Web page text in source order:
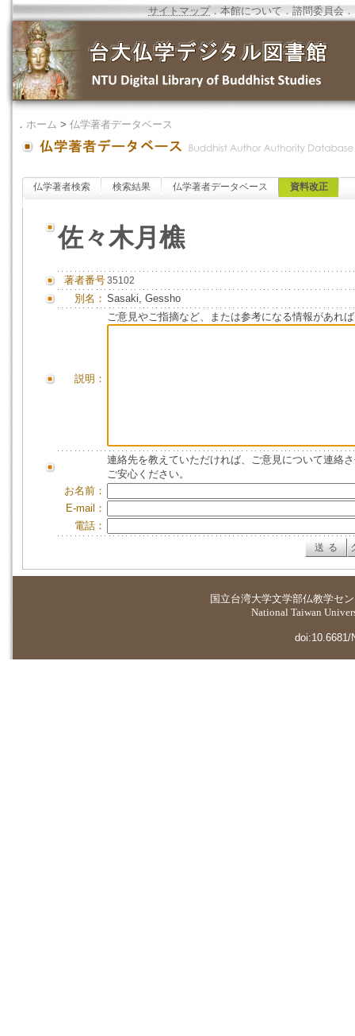
サイトマップ．本館について ．諮問委員会 ．
． ホーム > 仏学著者データベース
仏学著者検索 検索結果 仏学著者データベース 資料改正
佐々木月樵
著者番号35102
別名： Sasaki, Gessho
説明：
ご意見やご指摘など、または参考になる情報があれ
連絡先を教えていただければ、ご意見について連絡
ご安心ください。
お名前：
E-mail：
電話：
国立台湾大学文学部仏教学セ
National Taiwan
doi:10.6681/